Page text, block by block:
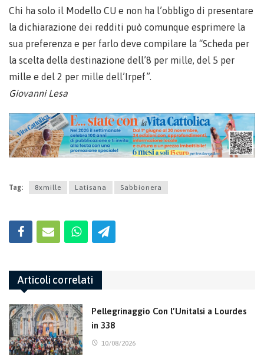
Chi ha solo il Modello CU e non ha l’obbligo di presentare
la dichiarazione dei redditi può comunque esprimere la
sua preferenza e per farlo deve compilare la “Scheda per
la scelta della destinazione dell’8 per mille, del 5 per
mille e del 2 per mille dell’Irpef”.
Giovanni Lesa
Tag: 8xmille Latisana Sabbionera
Articoli correlati
Pellegrinaggio Con l’Unitalsi a Lourdes
in 338
10/08/2026